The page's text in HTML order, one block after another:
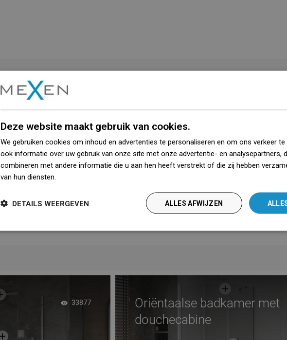
Montage Opbouw
Gebruiksaanwijzing Downloaden
Garantiebepalingen Downloaden
33877
Oriëntaalse badkamer met
douchecabine
Deze website maakt gebruik van cookies.
We gebruiken cookies om inhoud en advertenties te personaliseren en om ons verkeer te
ook informatie over uw gebruik van onze site met onze advertentie- en analysepartners,
combineren met andere informatie die u aan hen heeft verstrekt of die zij hebben
van hun diensten.
ALLES AFWIJZEN
DETAILS WEERGEVEN